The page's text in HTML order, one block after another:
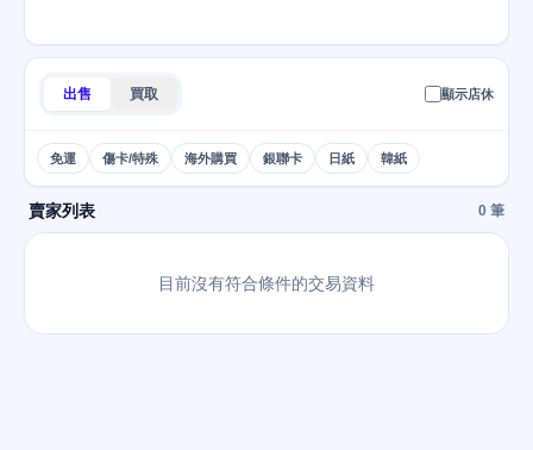
出售 買取 顯示店休
免運 傷卡/特殊 海外購買 銀聯卡 日紙 韓紙
賣家列表 0 筆
目前沒有符合條件的交易資料